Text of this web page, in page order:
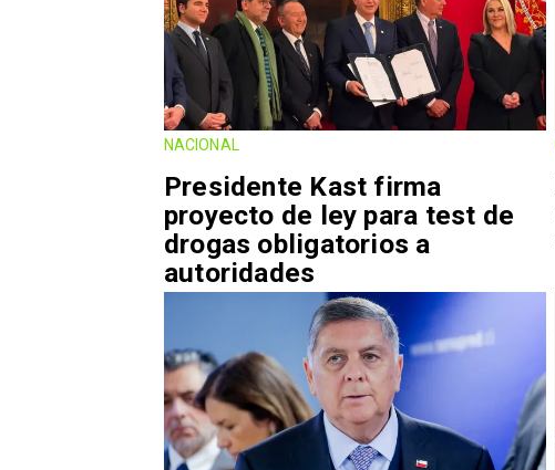
NACIONAL
Presidente Kast firma
proyecto de ley para test de
drogas obligatorios a
autoridades